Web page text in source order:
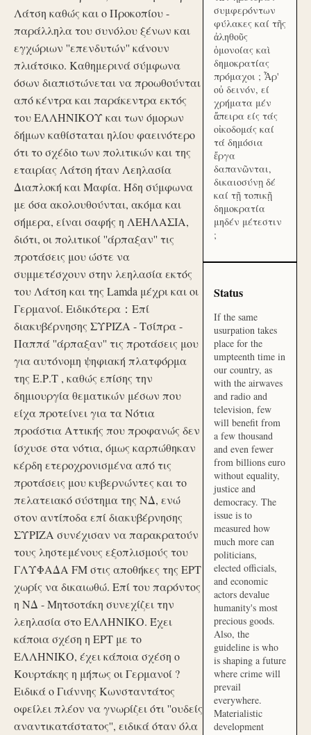
Λάτση καθώς και ο Προκοπίου -
παράλληλα του συνόλου ξένων και
εγχώριων ''επενδυτών'' κάνουν
πλιάτσικο. Καθημερινά σύμφωνα
όσων διαπιστώνεται να προωθούνται
από κέντρα και παράκεντρα εκτός
του ΕΛΛΗΝΙΚΟΥ και των όμορων
δήμων καθίσταται ηλίου φαεινότερο
ότι το σχέδιο των πολιτικών και της
εταιρίας Λάτση ήταν Λεηλασία
Διαπλοκή και Μαφία. Ήδη σύμφωνα
με όσα ακολουθούνται, ακόμα και
σήμερα, είναι σαφής η ΛΕΗΛΑΣΙΑ,
διότι, οι πολιτικοί ''άρπαξαν'' τις
προτάσεις μου ώστε να
συμμετέσχουν στην λεηλασία εκτός
του Λάτση και της Lamda μέχρι και οι
Γερμανοί. Ειδικότερα：Επί
διακυβέρνησης ΣΥΡΙΖΑ - Τσίπρα -
Παππά ''άρπαξαν'' τις προτάσεις μου
για αυτόνομη ψηφιακή πλατφόρμα
της Ε.Ρ.Τ , καθώς επίσης την
δημιουργία θεματικών μέσων που
είχα προτείνει για τα Νότια
προάστια Αττικής που προφανώς δεν
ίσχυσε στα νότια, όμως καρπώθηκαν
κέρδη ετεροχρονισμένα από τις
προτάσεις μου κυβερνώντες και το
πελατειακό σύστημα της ΝΔ, ενώ
στον αντίποδα επί διακυβέρνησης
ΣΥΡΙΖΑ συνέχισαν να παρακρατούν
τους ληστεμένους εξοπλισμούς του
ΓΛΥΦΑΔΑ FM στις αποθήκες της ΕΡΤ
χωρίς να δικαιωθώ. Επί του παρόντος
η ΝΔ - Μητσοτάκη συνεχίζει την
λεηλασία στο ΕΛΛΗΝΙΚΟ. Έχει
κάποια σχέση η ΕΡΤ με το
ΕΛΛΗΝΙΚΟ, έχει κάποια σχέση ο
Κουρτάκης η μήπως οι Γερμανοί ?
Ειδικά ο Γιάννης Κωνσταντάτος
οφείλει πλέον να γνωρίζει ότι ''ουδείς
αναντικατάστατος'', ειδικά όταν όλα
συμφερόντων
φύλακες καί τῆς
ἀληθοῦς
ὁμονοίας καὶ
δημοκρατίας
πρόμαχοι ; Ἆρ'
οὐ δεινόν, εί
χρήματα μέν
ἄπειρα είς τάς
οἰκοδομάς καί
τά δημόσια
ἔργα
δαπανῶνται,
δικαιοσύνῃ δέ
καί τῇ τοπικῇ
δημοκρατία
μηδέν μέτεστιν
;
Status
If the same
usurpation takes
place for the
umpteenth time in
our country, as
with the airwaves
and radio and
television, few
will benefit from
a few thousand
and even fewer
from billions euro
without equality,
justice and
democracy. The
issue is to
measured how
much more can
politicians,
elected officials,
and economic
actors devalue
humanity's most
precious goods.
Also, the
guideline is who
is shaping a future
where crime will
prevail
everywhere.
Materialistic
development